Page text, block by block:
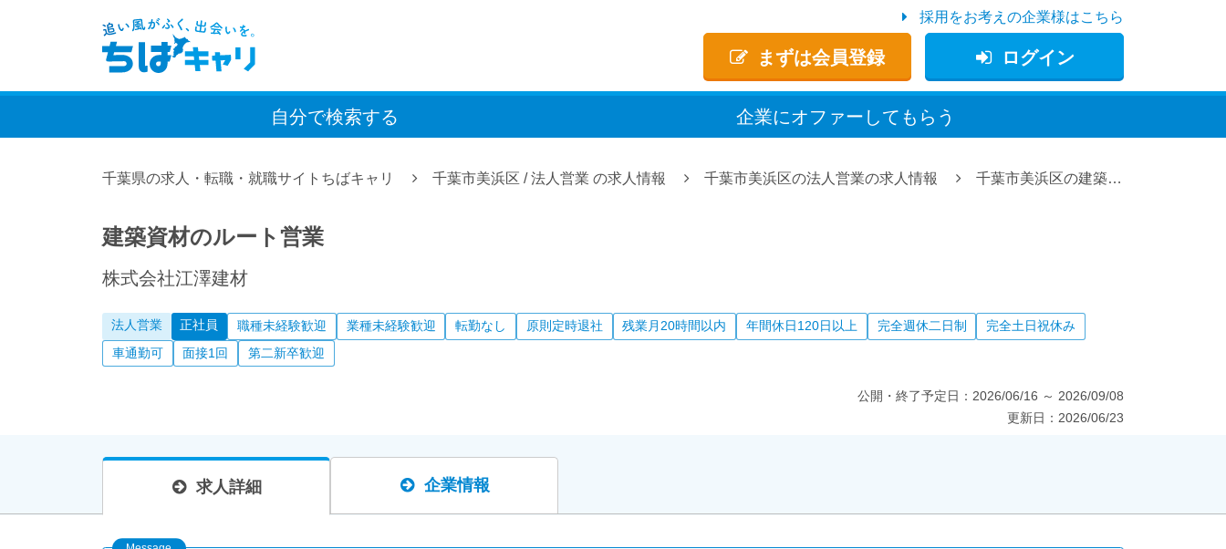
まずは会員登録 ログイン
採用をお考えの企業様はこちら
自分で検索する 企業にオファー してもらう
千葉県の求人・転職・就職サイトちばキャリ 千葉市美浜区 /法人営業 の求人情報 千葉市美浜区の法人営業の求人情報 千葉市美浜区の建築資材のルート営業、株式会社江澤建材の求人情報
建築資材のルート営業
株式会社江澤建材
法人営業 正社員 職種未経験歓迎 業種未経験歓迎 転勤なし 原則定時退社 残業月20時間以内 年間休日120日以上 完全週休二日制
完全土日祝休み
車通勤可
面接1回 第二新卒歓迎
公開・終了予定日： 2026/06/16 ～ 2026/09/08
更新日： 2026/06/23
求人詳細 企業情報